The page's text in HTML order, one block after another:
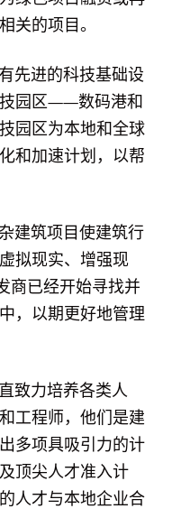
关的项目。
先进的科技基础设
园区——数码港和
园区为本地和全球
和加速计划，以帮
建筑项目使建筑行
拟现实、增强现
商已经开始寻找并
，以期更好地管理
致力培养各类人
工程师，他们是建
多项具吸引力的计
顶尖人才准入计
人才与本地企业合